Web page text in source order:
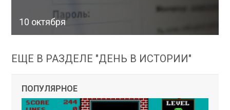
10 октября
ЕЩЕ В РАЗДЕЛЕ "ДЕНЬ В ИСТОРИИ"
ПОПУЛЯРНОЕ